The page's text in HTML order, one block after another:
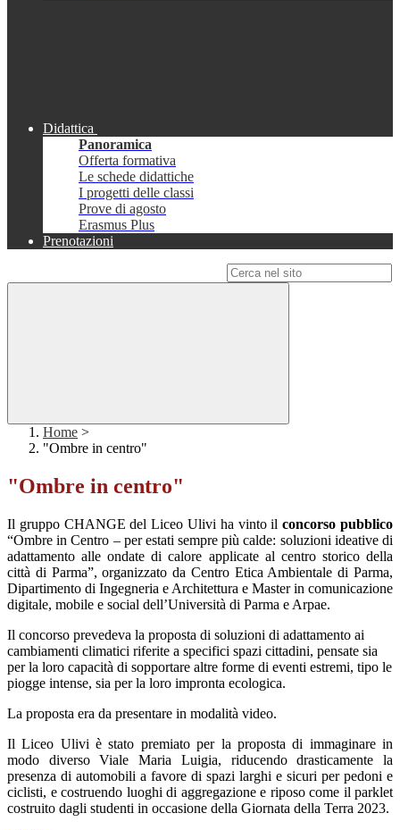
Didattica
Panoramica
Offerta formativa
Le schede didattiche
I progetti delle classi
Prove di agosto
Erasmus Plus
Prenotazioni
Home >
"Ombre in centro"
"Ombre in centro"
Il gruppo CHANGE del Liceo Ulivi ha vinto ilconcorso pubblico
“Ombre in Centro – per estati sempre più calde: soluzioni ideative di
adattamento alle ondate di calore applicate al centro storico della
città di Parma”, organizzato da Centro Etica Ambientale di Parma,
Dipartimento di Ingegneria e Architettura e Master in comunicazione
digitale, mobile e social dell’Università di Parma e Arpae.
Il concorso prevedeva la proposta di soluzioni di adattamento ai
cambiamenti climatici riferite a specifici spazi cittadini, pensate sia
per la loro capacità di sopportare altre forme di eventi estremi, tipo le
piogge intense, sia per la loro impronta ecologica.
La proposta era da presentare in modalità video.
Il Liceo Ulivi è stato premiato per la proposta di immaginare in
modo diverso Viale Maria Luigia, riducendo drasticamente la
presenza di automobili a favore di spazi larghi e sicuri per pedoni e
ciclisti, e costruendo luoghi di aggregazione e riposo come il parklet
costruito dagli studenti in occasione della Giornata della Terra 2023.